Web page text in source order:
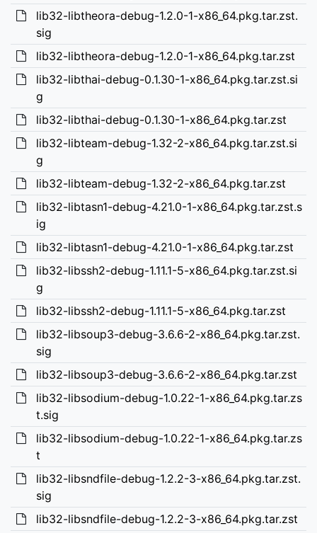
lib32-libtheora-debug-1.2.0-1-x86_64.pkg.tar.zst.
sig
lib32-libtheora-debug-1.2.0-1-x86_64.pkg.tar.zst
lib32-libthai-debug-0.1.30-1-x86_64.pkg.tar.zst.si
g
lib32-libthai-debug-0.1.30-1-x86_64.pkg.tar.zst
lib32-libteam-debug-1.32-2-x86_64.pkg.tar.zst.si
g
lib32-libteam-debug-1.32-2-x86_64.pkg.tar.zst
lib32-libtasn1-debug-4.21.0-1-x86_64.pkg.tar.zst.s
ig
lib32-libtasn1-debug-4.21.0-1-x86_64.pkg.tar.zst
lib32-libssh2-debug-1.11.1-5-x86_64.pkg.tar.zst.si
g
lib32-libssh2-debug-1.11.1-5-x86_64.pkg.tar.zst
lib32-libsoup3-debug-3.6.6-2-x86_64.pkg.tar.zst.
sig
lib32-libsoup3-debug-3.6.6-2-x86_64.pkg.tar.zst
lib32-libsodium-debug-1.0.22-1-x86_64.pkg.tar.zs
t.sig
lib32-libsodium-debug-1.0.22-1-x86_64.pkg.tar.zs
t
lib32-libsndfile-debug-1.2.2-3-x86_64.pkg.tar.zst.
sig
lib32-libsndfile-debug-1.2.2-3-x86_64.pkg.tar.zst